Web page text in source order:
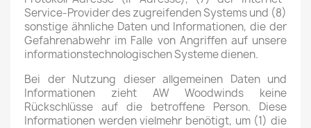
Service-Provider des zugreifenden Systems und (8)
sonstige ähnliche Daten und Informationen, die der
Gefahrenabwehr im Falle von Angriffen auf unsere
informationstechnologischen Systeme dienen.
Bei der Nutzung dieser allgemeinen Daten und
Informationen zieht AW Woodwinds keine
Rückschlüsse auf die betroffene Person. Diese
Informationen werden vielmehr benötigt, um (1) die